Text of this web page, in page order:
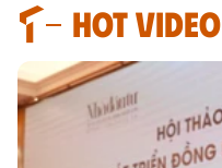
HOT VIDEO